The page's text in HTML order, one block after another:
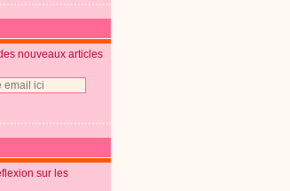
nouveaux articles
sur les